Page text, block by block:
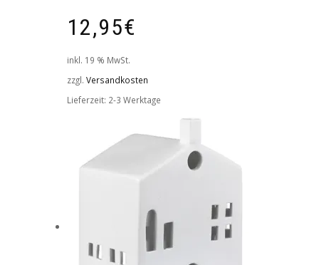
12,95€
inkl. 19 % MwSt.
zzgl. Versandkosten
Lieferzeit: 2-3 Werktage